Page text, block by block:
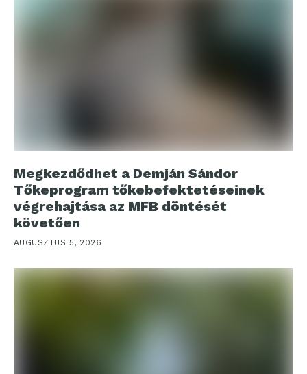
Megkezdődhet a Demján Sándor
Tőkeprogram tőkebefektetéseinek
végrehajtása az MFB döntését
követően
AUGUSZTUS 5, 2026